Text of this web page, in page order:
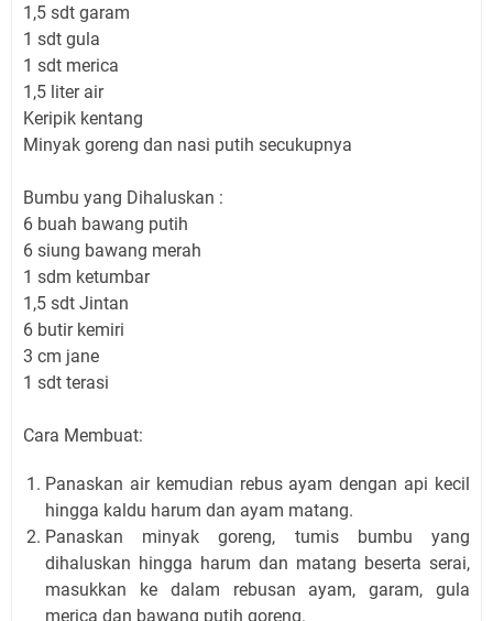
1,5 sdt garam
1 sdt gula
1 sdt merica
1,5 liter air
Keripik kentang
Minyak goreng dan nasi putih secukupnya
Bumbu yang Dihaluskan :
6 buah bawang putih
6 siung bawang merah
1 sdm ketumbar
1,5 sdt Jintan
6 butir kemiri
3 cm jane
1 sdt terasi
Cara Membuat:
Panaskan air kemudian rebus ayam dengan api kecil
hingga kaldu harum dan ayam matang.
Panaskan minyak goreng, tumis bumbu yang
dihaluskan hingga harum dan matang beserta serai,
masukkan ke dalam rebusan ayam, garam, gula
merica dan bawang putih goreng.